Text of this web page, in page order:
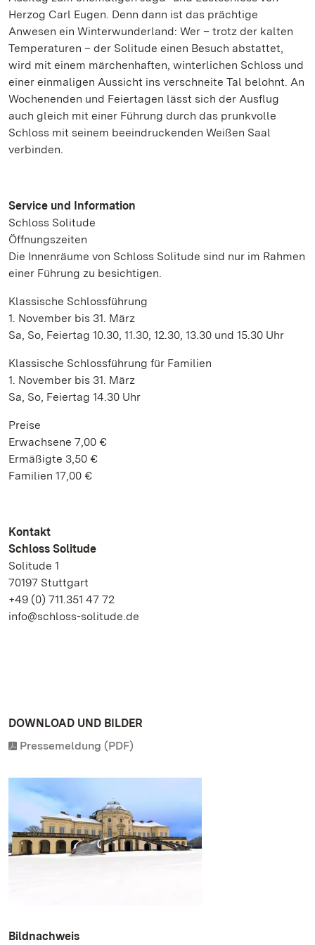
Herzog Carl Eugen. Denn dann ist das prächtige
Anwesen ein Winterwunderland: Wer – trotz der kalten
Temperaturen – der Solitude einen Besuch abstattet,
wird mit einem märchenhaften, winterlichen Schloss und
einer einmaligen Aussicht ins verschneite Tal belohnt. An
Wochenenden und Feiertagen lässt sich der Ausflug
auch gleich mit einer Führung durch das prunkvolle
Schloss mit seinem beeindruckenden Weißen Saal
verbinden.
Service und Information
Schloss Solitude
Öffnungszeiten
Die Innenräume von Schloss Solitude sind nur im Rahmen
einer Führung zu besichtigen.
Klassische Schlossführung
1. November bis 31. März
Sa, So, Feiertag 10.30, 11.30, 12.30, 13.30 und 15.30 Uhr
Klassische Schlossführung für Familien
1. November bis 31. März
Sa, So, Feiertag 14.30 Uhr
Preise
Erwachsene 7,00 €
Ermäßigte 3,50 €
Familien 17,00 €
Kontakt
Schloss Solitude
Solitude 1
70197 Stuttgart
+49 (0) 711.351 47 72
info@schloss-solitude.de
DOWNLOAD UND BILDER
Pressemeldung (PDF)
Bildnachweis